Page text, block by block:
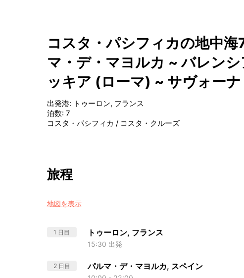
コスタ・パシフィカの地中
マ・デ・マヨルカ ~ バレン
ッキア (ローマ) ~ サヴォー
出発港: トゥーロン, フランス
泊数: 7
コスタ・パシフィカ / コスタ・クルーズ
旅程
地図を表示
1 日目 トゥーロン, フランス
15:30 出発
2 日目 パルマ・デ・マヨルカ, スペイン